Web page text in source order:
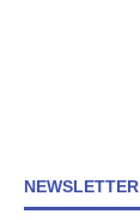
NEWSLETTER